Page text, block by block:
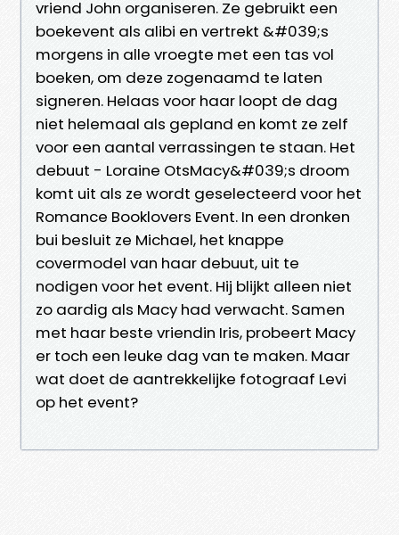
vriend John organiseren. Ze gebruikt een
boekevent als alibi en vertrekt &#039;s
morgens in alle vroegte met een tas vol
boeken, om deze zogenaamd te laten
signeren. Helaas voor haar loopt de dag
niet helemaal als gepland en komt ze zelf
voor een aantal verrassingen te staan. Het
debuut - Loraine OtsMacy&#039;s droom
komt uit als ze wordt geselecteerd voor het
Romance Booklovers Event. In een dronken
bui besluit ze Michael, het knappe
covermodel van haar debuut, uit te
nodigen voor het event. Hij blijkt alleen niet
zo aardig als Macy had verwacht. Samen
met haar beste vriendin Iris, probeert Macy
er toch een leuke dag van te maken. Maar
wat doet de aantrekkelijke fotograaf Levi
op het event?